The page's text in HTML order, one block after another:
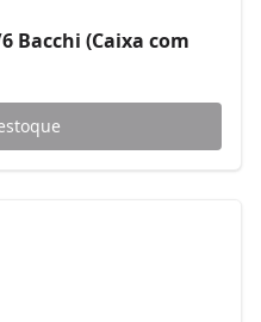
Bacchi (Caixa com